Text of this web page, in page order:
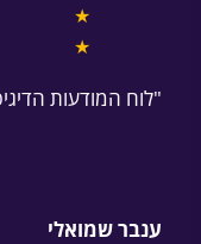
★
★
"לוח המודעות
ענבר שמואלי